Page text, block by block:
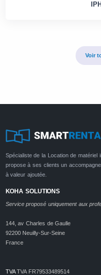
Voir
Spécialiste de la Location de matériel
propose à ses clients un
à valeur ajoutée.
KOHA SOLUTIONS
Service proposé uniquement aux
144, av Charles de Gaulle
92200 Neuilly-Sur-Seine
France
TVATVA FR79533489514